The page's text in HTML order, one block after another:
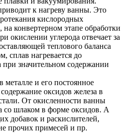
к нагреву ванны. Это
кислородных
конвертерном этапе обработки
окислении углерода отвечает за
теплового баланса
сплав нагревается до
значительном содержании
металле и его постоянное
оксидов железа в
От окисленности ванны
со шлаком в форме оксидов. А
добавок и раскислителей,
прочих примесей и пр.